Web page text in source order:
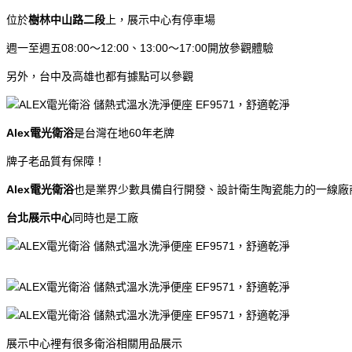
位於樹林中山路二段 上，展示中心有停車場
週一至週五08:00～12:00、13:00～17:00開放參觀體驗
另外，台中及高雄也都有據點可以參觀
Alex電光衛浴是台灣在地60年老牌
牌子老品質有保障！
Alex電光衛浴也是業界少數具備自行開發、設計衛生陶瓷能力的一線廠
台北展示中心同時也是工廠
展示中心裡有很多衛浴相關用品展示